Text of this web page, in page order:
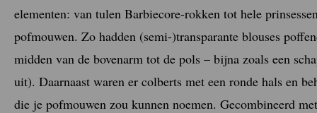
elementen: van tulen Barbiecore-rokken tot hele
pofmouwen. Zo hadden (semi-)transparante blouses
midden van de bovenarm tot de pols – bijna zoals een
uit). Daarnaast waren er colberts met een ronde hals en
die je pofmouwen zou kunnen noemen. Gecombineerd